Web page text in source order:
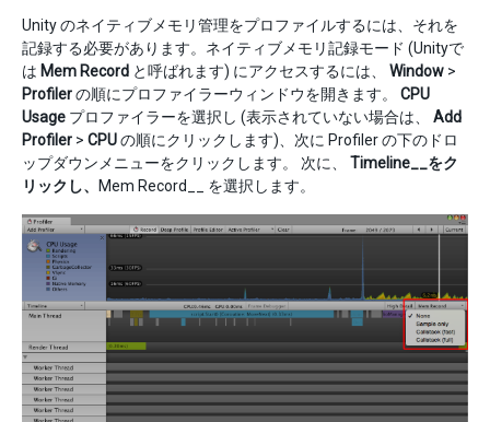
Unity のネイティブメモリ管理をプロファイルするには、それを
記録する必要があります。ネイティブメモリ記録モード (Unityで
は Mem Record と呼ばれます) にアクセスするには、 Window >
Profilerの順にプロファイラーウィンドウを開きます。 CPU
Usage プロファイラーを選択し (表示されていない場合は、 Add
Profiler > CPUの順にクリックします)、次に Profiler の下のドロ
ップダウンメニューをクリックします。 次に、 Timeline__をク
リックし、
Mem Record__ を選択します。